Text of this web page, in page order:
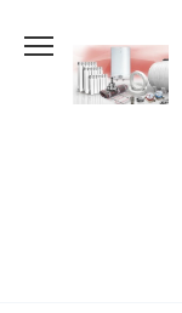
содержанию